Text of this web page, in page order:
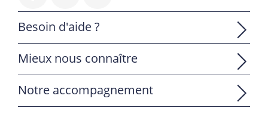
Besoin d'aide ?
Mieux nous connaître
Notre accompagnement